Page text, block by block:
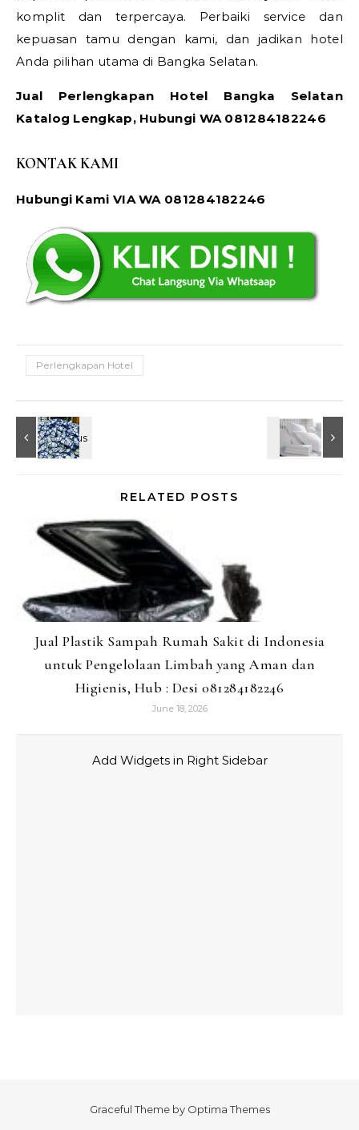
komplit dan terpercaya. Perbaiki service dan
kepuasan tamu dengan kami, dan jadikan hotel
Anda pilihan utama di Bangka Selatan.
Jual Perlengkapan Hotel Bangka Selatan
Katalog Lengkap, Hubungi WA 081284182246
KONTAK KAMI
Hubungi Kami VIA WA 081284182246
Perlengkapan Hotel
RELATED POSTS
Jual Plastik Sampah Rumah Sakit di Indonesia
untuk Pengelolaan Limbah yang Aman dan
Higienis, Hub : Desi 081284182246
June 18, 2026
Add Widgets in Right Sidebar
Graceful Theme by Optima Themes